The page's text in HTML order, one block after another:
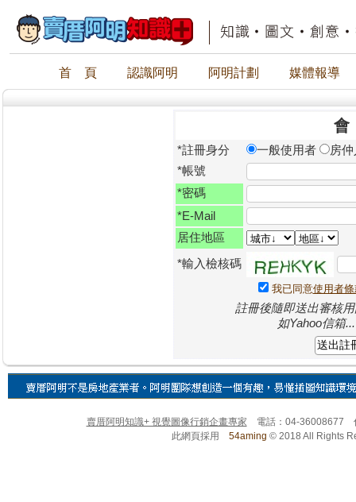
首 頁 認識阿明 阿明計劃 媒體報
*註冊身分 一般使用者
房仲
*帳號
*密碼
*E-Mail
居住地區
*輸入檢核碼
我已同意使用者條
註冊後隨即送出審核
如Yahoo信箱
賣厝阿明知識+ 視覺圖像行銷企畫專家 電話：04-36008677
此網頁採用 54aming © 2018 All Rights